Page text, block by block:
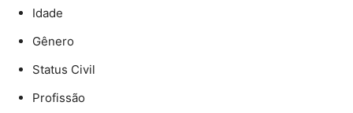
Idade
Gênero
Status Civil
Profissão